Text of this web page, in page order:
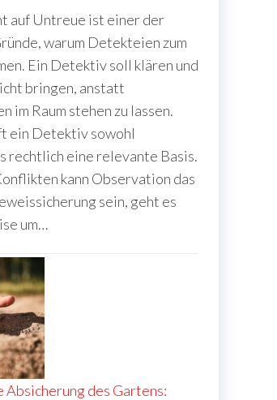
auf Untreue ist einer der
warum Detekteien zum
Ein Detektiv soll klären und
bringen, anstatt
im Raum stehen zu lassen.
ein Detektiv sowohl
rechtlich eine relevante Basis.
kann Observation das
sein, geht es
um…
des Gartens: